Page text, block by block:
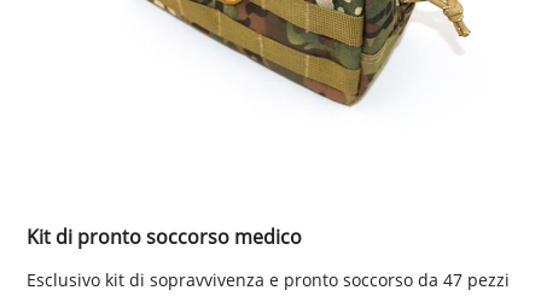
Kit di pronto soccorso medico
Esclusivo kit di sopravvivenza e pronto soccorso da 47 pezzi